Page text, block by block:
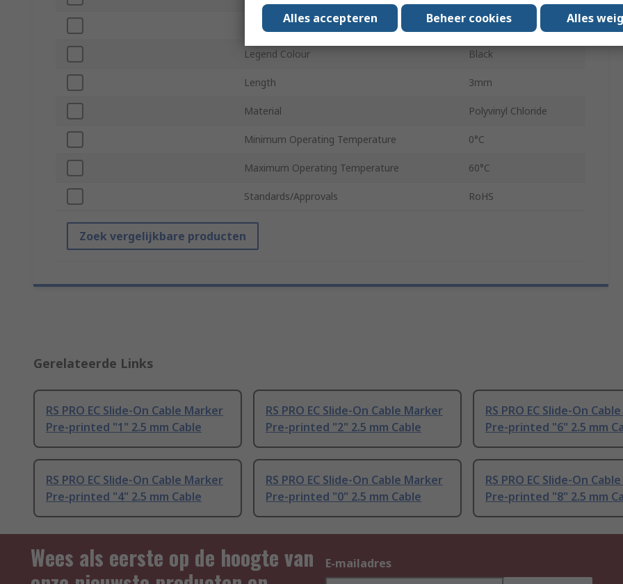
Minimum Cable Diameter 2.5mm
Legend Colour Black
Length 3mm
Material Polyvinyl Chloride
Minimum Operating Temperature 0°C
Maximum Operating Temperature 60°C
Standards/Approvals RoHS
Zoek vergelijkbare producten
Gerelateerde Links
RS PRO EC Slide-On Cable Marker
Pre-printed "1" 2.5 mm Cable
RS PRO EC Slide-On Cable Marker
Pre-printed "2" 2.5 mm Cable
RS PRO EC Slide-On
Pre-printed "6" 2.5 mm
RS PRO EC Slide-On Cable Marker
Pre-printed "4" 2.5 mm Cable
RS PRO EC Slide-On Cable Marker
Pre-printed "0" 2.5 mm Cable
RS PRO EC Slide-On
Pre-printed "8" 2.5 mm
Wees als eerste op de hoogte van
E-mailadres
Alles accepteren Beheer cookies Alles